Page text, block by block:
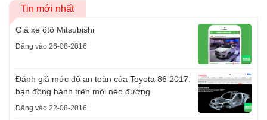
Tin mới nhất
Giá xe ôtô Mitsubishi
Đăng vào 26-08-2016
Đánh giá mức độ an toàn của Toyota 86 2017:
bạn đồng hành trên mỏi nẻo đường
Đăng vào 22-08-2016